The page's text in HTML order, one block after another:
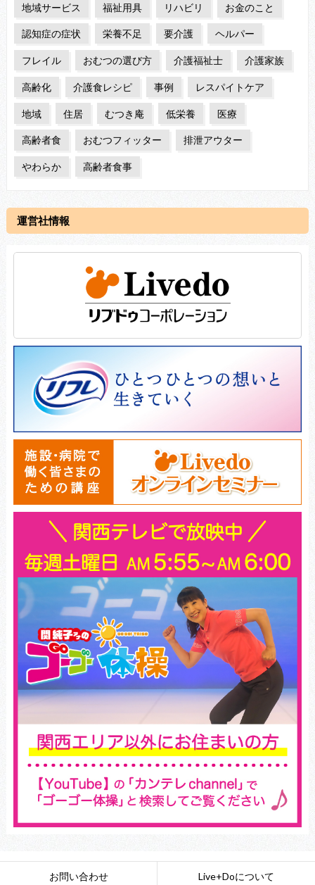
地域サービス 福祉用具 リハビリ お金のこと
認知症の症状 栄養不足 要介護 ヘルパー
フレイル おむつの選び方 介護福祉士 介護家族
高齢化 介護食レシピ 事例 レスパイトケア
地域 住居 むつき庵 低栄養 医療
高齢者食 おむつフィッター 排泄アウター
やわらか 高齢者食事
運営社情報
お問い合わせ Live+Doについて